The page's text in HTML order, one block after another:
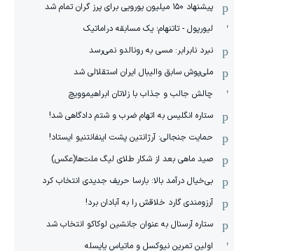
پیشنهاد ۱۵۰ میلیون یورویی برای پرز گران تمام شد
لیورپول - تاتنهام؛ یک مسابقه دراماتیک
نبرد نابرابر: مسی به رونالدو نمی‌رسد
ملی‌پوش سابق والیبال ایران استقلالی شد
چالش جالب و جذاب با زلاتان ابراهیموویچ
ستاره انگلیس به اتهام ضرب و شتم دادگاهی شد!
حمایت جنجالی: آرژانتین پشت اینفانتنیو ایستاد!
صید ماهی بعد از شکار طلای لیگ ملت‌ها(عکس)
بی‌خیال درآمد بالا: بارسا حریف جدیدی انتخاب کرد
آرزومندی گارد خلاقش را به آبادان برد!
ستاره آرسنال به عنوان جانشین لوکاکو انتخاب شد
اولین تمرین نیوکسل و ماتیاس یایسله